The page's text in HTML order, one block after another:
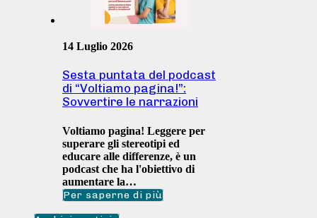
14 Luglio 2026
Sesta puntata del podcast
di “Voltiamo pagina!”:
Sovvertire le narrazioni
Voltiamo pagina! Leggere per
superare gli stereotipi ed
educare alle differenze, è un
podcast che ha l'obiettivo di
aumentare la…
Per saperne di più